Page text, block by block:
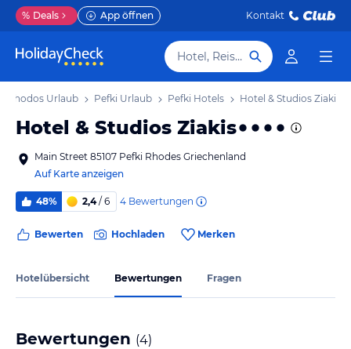
% Deals App öffnen Kontakt
Hotel, Reiseziel
Rhodos Urlaub Pefki Urlaub Pefki Hotels Hotel & Studios Ziakis
Hotel & Studios Ziakis
Main Street 85107 Pefki Rhodes Griechenland
Auf Karte anzeigen
48% 2,4/ 6 4 Bewertungen
Bewerten Hochladen Merken
Hotelübersicht Bewertungen Fragen
Bewertungen (4)